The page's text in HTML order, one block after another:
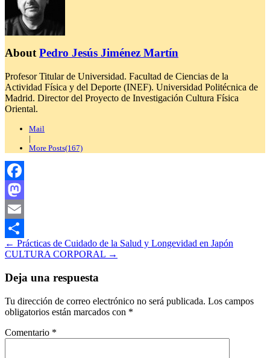
AboutPedro Jesús Jiménez Martín
Profesor Titular de Universidad. Facultad de Ciencias de la
Actividad Física y del Deporte (INEF). Universidad Politécnica de
Madrid. Director del Proyecto de Investigación Cultura Física
Oriental.
Mail
|
More Posts(167)
Facebook
Mastodon
Email
Compartir
Navegación
de
entradas
← Prácticas de Cuidado de la Salud y Longevidad en Japón
CULTURA CORPORAL →
Deja una respuesta
Tu dirección de correo electrónico no será publicada. Los campos
obligatorios están marcados con *
Comentario *